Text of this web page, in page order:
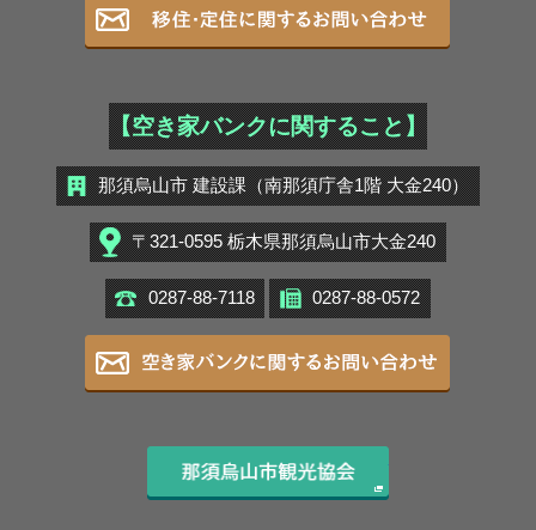
【空き家バンクに関すること】
那須烏山市 建設課（南那須庁舎1階 大金240）
〒321-0595 栃木県那須烏山市大金240
0287-88-7118 0287-88-0572